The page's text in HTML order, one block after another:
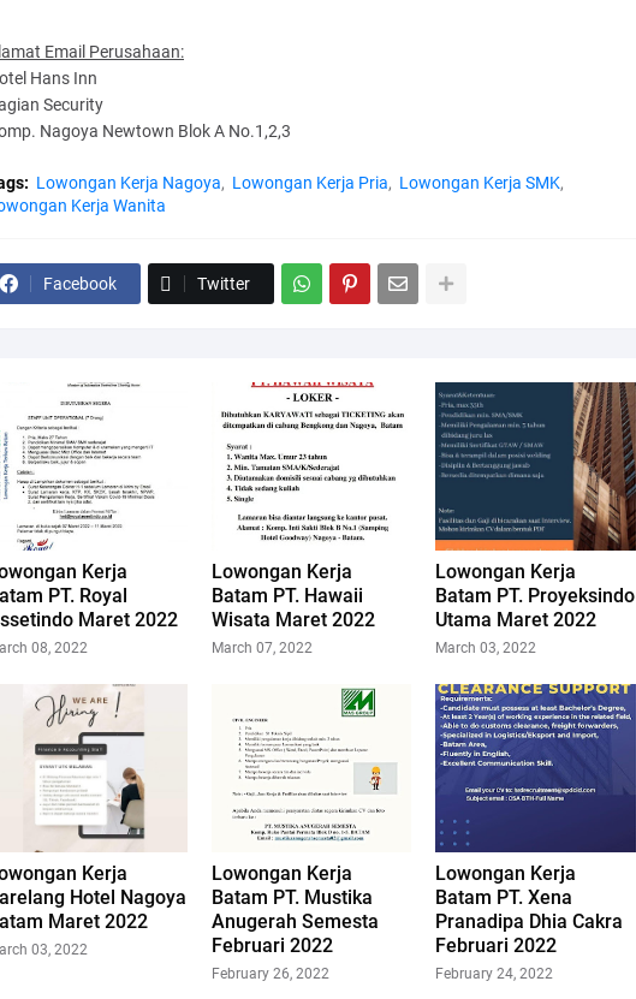
Email Perusahaan:
Hans Inn
Security
Nagoya Newtown Blok A No.1,2,3
Lowongan Kerja Nagoya Lowongan Kerja Pria
Lowongan Kerja SMK
Kerja Wanita
Facebook Twitter
Kerja
PT. Royal
Maret 2022
08, 2022
Lowongan Kerja
Batam PT. Hawaii
Wisata Maret 2022
March 07, 2022
Lowongan Kerja
Batam PT. Proyeksindo
Utama Maret 2022
March 03, 2022
Kerja
Hotel Nagoya
Maret 2022
03, 2022
Lowongan Kerja
Batam PT. Mustika
Anugerah Semesta
Februari 2022
February 26, 2022
Lowongan Kerja
Batam PT. Xena
Pranadipa Dhia Cakra
Februari 2022
February 24, 2022